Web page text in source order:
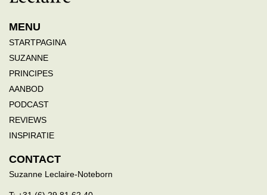
MENU
STARTPAGINA
SUZANNE
PRINCIPES
AANBOD
PODCAST
REVIEWS
INSPIRATIE
CONTACT
Suzanne Leclaire-Noteborn